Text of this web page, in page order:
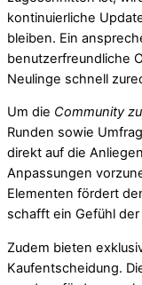
kontinuierliche
bleiben. Ein
benutzerfreundliche
Neulinge schnell
Um die Community
Runden sowie
direkt auf die
Anpassungen
Elementen fördert
schafft ein Gefühl
Zudem bieten
Kaufentscheidung.